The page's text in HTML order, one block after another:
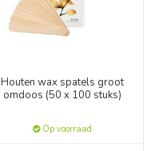
Houten wax spatels groot
omdoos (50 x 100 stuks)
Op voorraad